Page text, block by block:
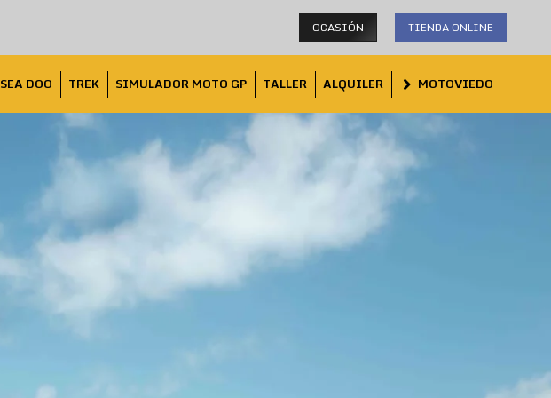
OCASIÓN TIENDA ONLINE
SEA DOO TREK SIMULADOR MOTO GP TALLER ALQUILER MOTOVIEDO